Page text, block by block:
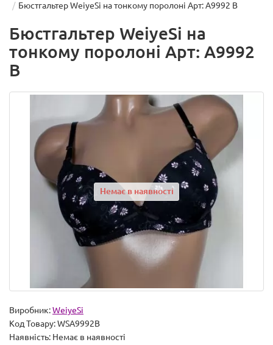
Бюстгальтер WeiyeSi на тонкому поролоні Арт: A9992 B
Бюстгальтер WeiyeSi на
тонкому поролоні Арт: A9992
B
Немає в наявності
Виробник:WeiyeSi
Код Товару:WSA9992B
Наявність: Немає в наявності